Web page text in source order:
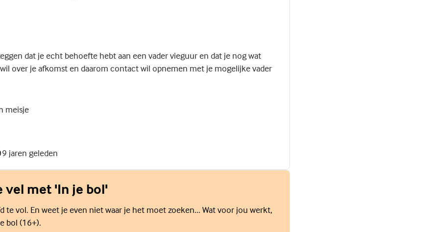
dat je echt behoefte hebt aan een vader vieguur en dat je nog wat
over je afkomst en daarom contact wil opnemen met je mogelijke vader
meisje
9 jaren geleden
vel met 'In je bol'
te vol. En weet je even niet waar je het moet zoeken... Wat voor jou werkt,
bol (16+).